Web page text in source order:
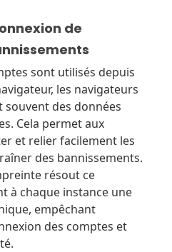
de
sont utilisés depuis
les navigateurs
des données
Cela permet aux
et relier facilement les
des bannissements.
résout ce
à chaque instance une
empêchant
des comptes et